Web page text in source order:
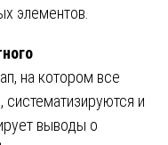
элементов.
на котором все
и
выводы о